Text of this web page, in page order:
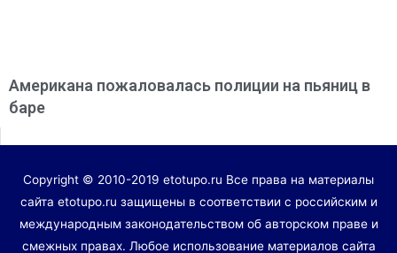
Американа пожаловалась полиции на пьяниц в
баре
Copyright © 2010-2019 etotupo.ru Все права на материалы
сайта etotupo.ru защищены в соответствии с российским и
международным законодательством об авторском праве и
смежных правах. Любое использование материалов сайта